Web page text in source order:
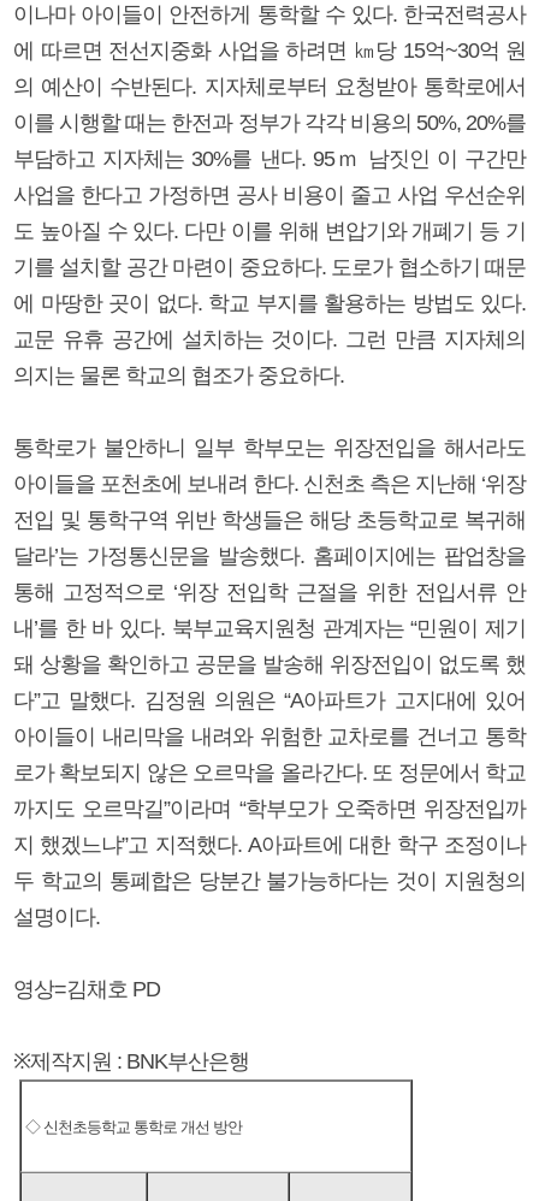
이나마 아이들이 안전하게 통학할 수 있다. 한국전력공사
에 따르면 전선지중화 사업을 하려면 ㎞당 15억~30억 원
의 예산이 수반된다. 지자체로부터 요청받아 통학로에서
이를 시행할 때는 한전과 정부가 각각 비용의 50%, 20%를
부담하고 지자체는 30%를 낸다. 95ｍ 남짓인 이 구간만
사업을 한다고 가정하면 공사 비용이 줄고 사업 우선순위
도 높아질 수 있다. 다만 이를 위해 변압기와 개폐기 등 기
기를 설치할 공간 마련이 중요하다. 도로가 협소하기 때문
에 마땅한 곳이 없다. 학교 부지를 활용하는 방법도 있다.
교문 유휴 공간에 설치하는 것이다. 그런 만큼 지자체의
의지는 물론 학교의 협조가 중요하다.
통학로가 불안하니 일부 학부모는 위장전입을 해서라도
아이들을 포천초에 보내려 한다. 신천초 측은 지난해 ‘위장
전입 및 통학구역 위반 학생들은 해당 초등학교로 복귀해
달라’는 가정통신문을 발송했다. 홈페이지에는 팝업창을
통해 고정적으로 ‘위장 전입학 근절을 위한 전입서류 안
내’를 한 바 있다. 북부교육지원청 관계자는 “민원이 제기
돼 상황을 확인하고 공문을 발송해 위장전입이 없도록 했
다”고 말했다. 김정원 의원은 “A아파트가 고지대에 있어
아이들이 내리막을 내려와 위험한 교차로를 건너고 통학
로가 확보되지 않은 오르막을 올라간다. 또 정문에서 학교
까지도 오르막길”이라며 “학부모가 오죽하면 위장전입까
지 했겠느냐”고 지적했다. A아파트에 대한 학구 조정이나
두 학교의 통폐합은 당분간 불가능하다는 것이 지원청의
설명이다.
영상=김채호 PD
※제작지원 : BNK부산은행
◇ 신천초등학교 통학로 개선 방안